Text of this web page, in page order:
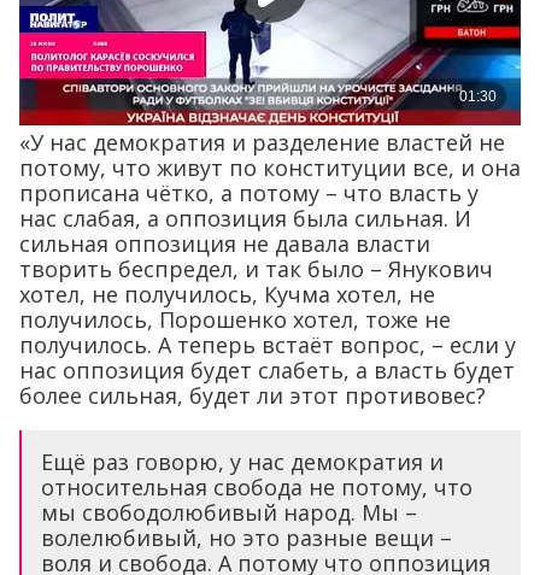
«У нас демократия и разделение властей не
потому, что живут по конституции все, и она
прописана чётко, а потому – что власть у
нас слабая, а оппозиция была сильная. И
сильная оппозиция не давала власти
творить беспредел, и так было – Янукович
хотел, не получилось, Кучма хотел, не
получилось, Порошенко хотел, тоже не
получилось. А теперь встаёт вопрос, – если у
нас оппозиция будет слабеть, а власть будет
более сильная, будет ли этот противовес?
Ещё раз говорю, у нас демократия и
относительная свобода не потому, что
мы свободолюбивый народ. Мы –
волелюбивый, но это разные вещи –
воля и свобода. А потому что оппозиция